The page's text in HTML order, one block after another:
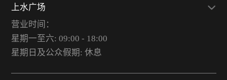
上水广场
营业时间：
星期一至六: 09:00 - 18:00
星期日及公众假期: 休息